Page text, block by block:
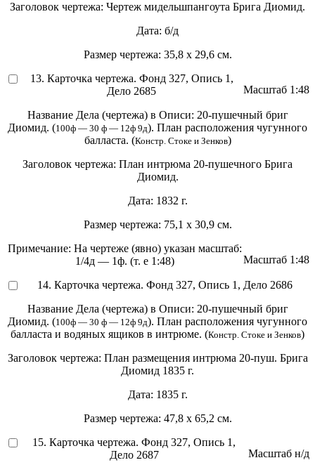
Заголовок чертежа: Чертеж мидельшпангоута Брига Диомид.
Дата: б/д
Размер чертежа: 35,8 х 29,6 см.
Масштаб 1:48
13. Карточка чертежа. Фонд 327, Опись 1,
Дело 2685
Название Дела (чертежа) в Описи: 20-пушечный бриг
Диомид. (100ф — 30 ф — 12ф 9д). План расположения чугунного
балласта. (Констр. Стоке и Зенков)
Заголовок чертежа: План интрюма 20-пушечного Брига
Диомид.
Дата: 1832 г.
Размер чертежа: 75,1 х 30,9 см.
Масштаб 1:48
Примечание: На чертеже (явно) указан масштаб:
1/4д — 1ф. (т. е 1:48)
14. Карточка чертежа. Фонд 327, Опись 1, Дело 2686
Название Дела (чертежа) в Описи: 20-пушечный бриг
Диомид. (100ф — 30 ф — 12ф 9д). План расположения чугунного
балласта и водяных ящиков в интрюме. (Констр. Стоке и Зенков)
Заголовок чертежа: План размещения интрюма 20-пуш. Брига
Диомид 1835 г.
Дата: 1835 г.
Размер чертежа: 47,8 х 65,2 см.
Масштаб н/д
15. Карточка чертежа. Фонд 327, Опись 1,
Дело 2687